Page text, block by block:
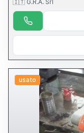
lavoro, CN Siemens
impeccabile,
truciolo...), mandrino in
🇮🇹 G.R.A. Srl
usato